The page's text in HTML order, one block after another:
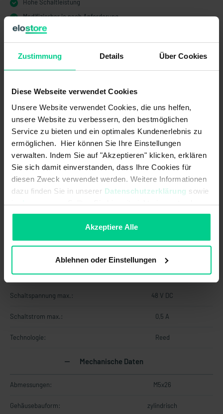
Zustimmung Details Über Cookies
Diese Webseite verwendet Cookies
Unsere Website verwendet Cookies, die uns helfen,
unsere Website zu verbessern, den bestmöglichen
Service zu bieten und ein optimales Kundenerlebnis zu
ermöglichen. Hier können Sie Ihre Einstellungen
verwalten. Indem Sie auf "Akzeptieren" klicken, erklären
Sie sich damit einverstanden, dass Ihre Cookies für
diesen Zweck verwendet werden. Weitere Informationen
dazu finden Sie in unserer Datenschutzerklärung sowie
imImpressum. Sollten Sie hiermit nicht einverstanden
sein, können Sie die Verwendung von Cookies hier
Akzeptiere Alle
Ablehnen oder Einstellungen
Hohe Schaltleistung
Modifizierbar je nach Anforderung
133210
30,84 €
Elektrische Daten
Ansteuerung: stirnseitig
Kontaktart: Schließer
Schaltspannung max.: 48 V AC
Schaltspannung max.: 48 V DC
Schaltstrom max.: 0,5 A
Technologie: Reed
Mechanische Daten
Abmessungen: M5x26
Gehäusebauform: zylindrisch